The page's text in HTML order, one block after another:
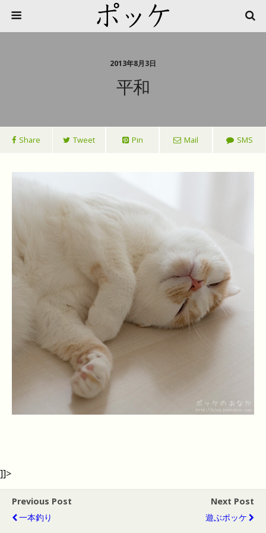
2013年8月3日
平和
Share Tweet Pin Mail SMS
]]>
Previous Post
一本釣り
Next Post
遊ぶポッケ